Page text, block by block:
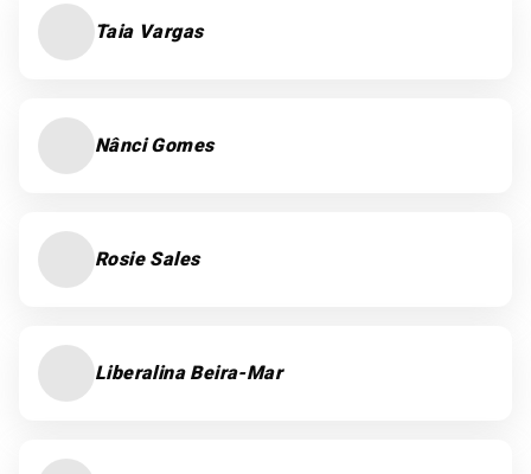
Taia Vargas
Nânci Gomes
Rosie Sales
Liberalina Beira-Mar